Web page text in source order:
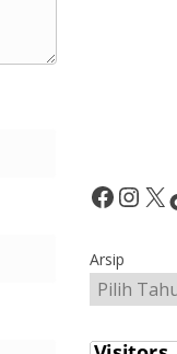
Facebook InstagramX
Arsip